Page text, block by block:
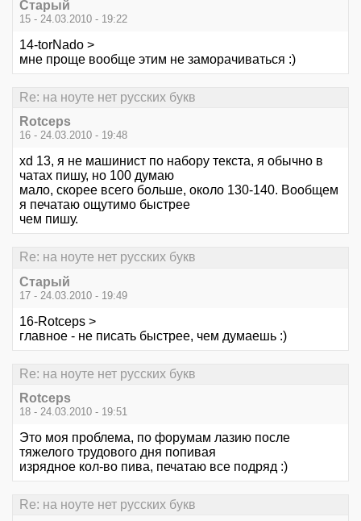
Старый
15 - 24.03.2010 - 19:22
14-torNado >
мне проще вообще этим не заморачиваться :)
Re: на ноуте нет русских букв
Rotceps
16 - 24.03.2010 - 19:48
xd 13, я не машинист по набору текста, я обычно в
чатах пишу, но 100 думаю
мало, скорее всего больше, около 130-140. Вообщем
я печатаю ощутимо быстрее
чем пишу.
Re: на ноуте нет русских букв
Старый
17 - 24.03.2010 - 19:49
16-Rotceps >
главное - не писать быстрее, чем думаешь :)
Re: на ноуте нет русских букв
Rotceps
18 - 24.03.2010 - 19:51
Это моя проблема, по форумам лазию после
тяжелого трудового дня попивая
изрядное кол-во пива, печатаю все подряд :)
Re: на ноуте нет русских букв